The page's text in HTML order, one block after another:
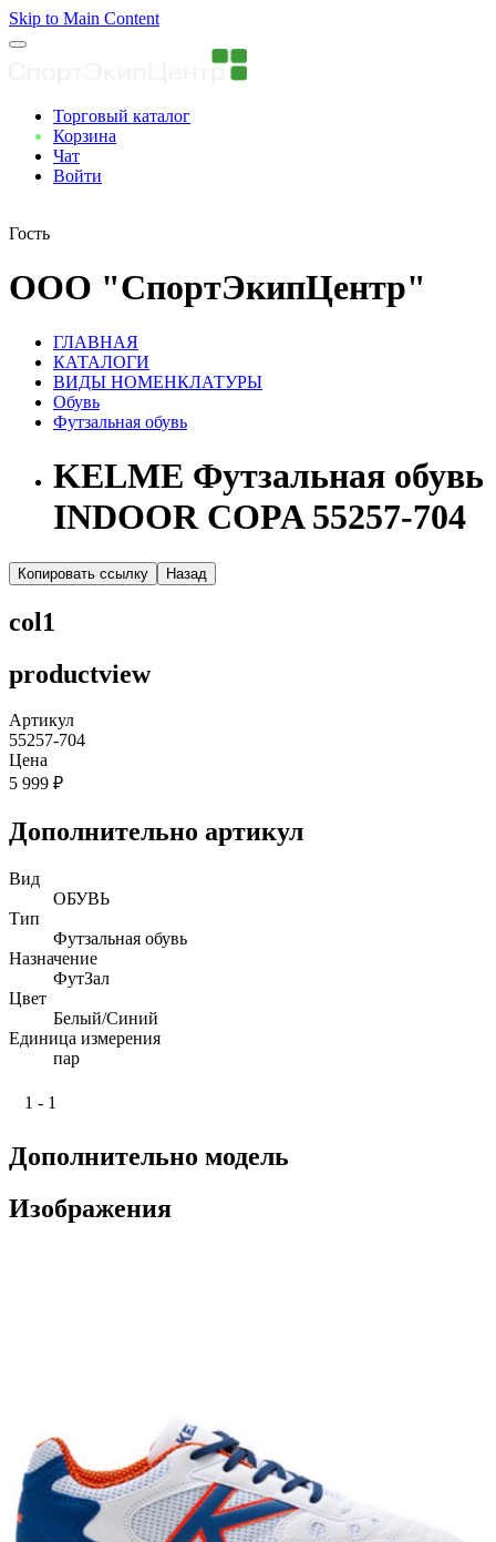
Skip to Main Content
Торговый каталог
Корзина
Чат
Войти
Гость
ООО "СпортЭкипЦентр"
ГЛАВНАЯ
КАТАЛОГИ
ВИДЫ НОМЕНКЛАТУРЫ
Обувь
Футзальная обувь
KELME Футзальная обувь
INDOOR COPA 55257-704
Копировать ссылку Назад
col1
productview
Артикул
55257-704
Цена
5 999 ₽
Дополнительно артикул
Вид
ОБУВЬ
Тип
Футзальная обувь
Назначение
ФутЗал
Цвет
Белый/Синий
Единица измерения
пар
1 - 1
Дополнительно модель
Изображения